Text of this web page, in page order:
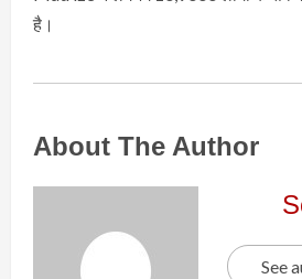
है।
About The Author
See